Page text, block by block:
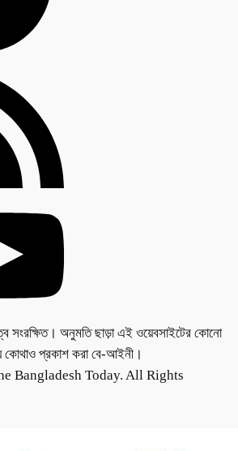
সংরক্ষিত। অনুমতি ছাড়া এই ওয়েবসাইটের কোনো
কোথাও প্রকাশ করা বে-আইনী।
Bangladesh Today. All Rights